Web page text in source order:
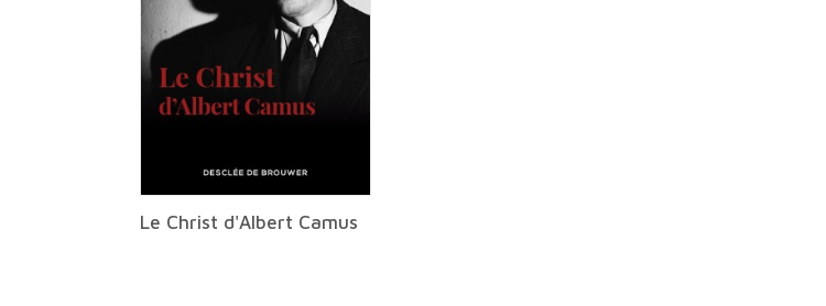
Le Christ d'Albert Camus